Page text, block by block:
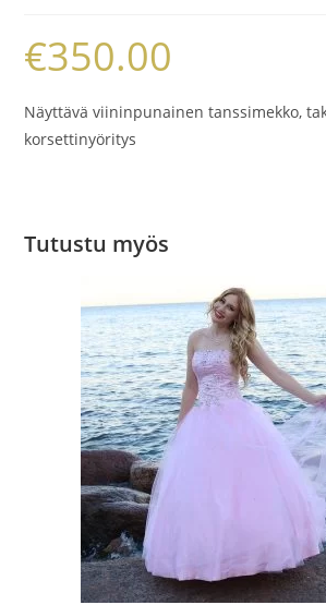
€350.00
Näyttävä viininpunainen tanssimekko,
korsettinyöritys
Tutustu myös